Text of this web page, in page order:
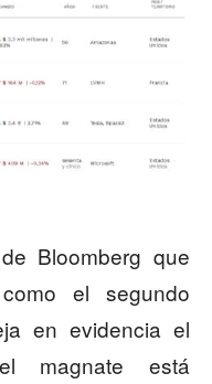
Bloomberg que
el segundo
en evidencia el
magnate está